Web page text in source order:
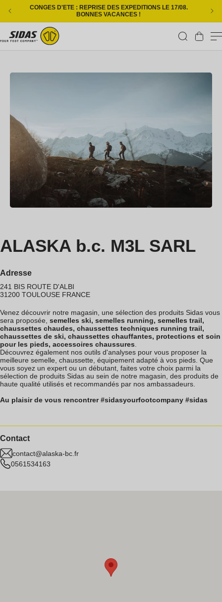
Ignorer et passer au contenu
CONGES D'ETE : REPRISE DES EXPEDITIONS LE 17/08.
BONNES VACANCES !
Panier
ALASKA b.c. M3L SARL
Adresse
241 BIS ROUTE D'ALBI
31200 TOULOUSE FRANCE
Venez découvrir notre magasin, une sélection des produits Sidas vous
sera proposée, semelles ski, semelles running, semelles trail,
chaussettes chaudes, chaussettes techniques running trail,
chaussettes de ski, chaussettes chauffantes, protections et soin
pour les pieds, accessoires chaussures.
Découvrez également nos outils d'analyses pour vous proposer la
meilleure semelle, chaussette, équipement adapté à vos pieds. Que
vous soyez un expert ou un débutant, faites votre choix parmi la
sélection de produits Sidas au sein de notre magasin, des produits de
haute qualité utilisés et recommandés par nos ambassadeurs.
Au plaisir de vous rencontrer #sidasyourfootcompany #sidas
Contact
contact@alaska-bc.fr
0561534163